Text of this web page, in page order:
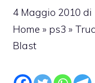
4 Maggio 2010 di
Home » ps3 »
Blast